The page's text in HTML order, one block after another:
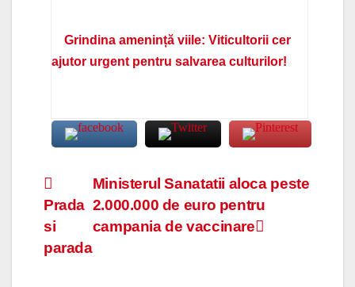
Grindina amenință viile: Viticultorii cer
ajutor urgent pentru salvarea culturilor!
Navigare
în
articole
Ministerul Sanatatii aloca peste
2.000.000 de euro pentru
campania de vaccinare
Prada
si
parada